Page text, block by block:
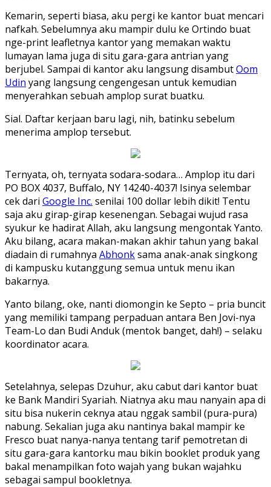
Kemarin, seperti biasa, aku pergi ke kantor buat mencari
nafkah. Sebelumnya aku mampir dulu ke Ortindo buat
nge-print leafletnya kantor yang memakan waktu
lumayan lama juga di situ gara-gara antrian yang
berjubel. Sampai di kantor aku langsung disambutOom
Udin yang langsung cengengesan untuk kemudian
menyerahkan sebuah amplop surat buatku.
Sial. Daftar kerjaan baru lagi, nih, batinku sebelum
menerima amplop tersebut.
Ternyata, oh, ternyata sodara-sodara… Amplop itu dari
PO BOX 4037, Buffalo, NY 14240-4037! Isinya selembar
cek dari Google Inc. senilai 100 dollar lebih dikit! Tentu
saja aku girap-girap kesenengan. Sebagai wujud rasa
syukur ke hadirat Allah, aku langsung mengontak Yanto.
Aku bilang, acara makan-makan akhir tahun yang bakal
diadain di rumahnya Abhonksama anak-anak singkong
di kampusku kutanggung semua untuk menu ikan
bakarnya.
Yanto bilang, oke, nanti diomongin ke Septo – pria buncit
yang memiliki tampang perpaduan antara Ben Jovi-nya
Team-Lo dan Budi Anduk (mentok banget, dah!) – selaku
koordinator acara.
Setelahnya, selepas Dzuhur, aku cabut dari kantor buat
ke Bank Mandiri Syariah. Niatnya aku mau nanyain apa di
situ bisa nukerin ceknya atau nggak sambil (pura-pura)
nabung. Sekalian juga aku nantinya bakal mampir ke
Fresco buat nanya-nanya tentang tarif pemotretan di
situ gara-gara kantorku mau bikin booklet produk yang
bakal menampilkan foto wajah yang bukan wajahku
sebagai sampul bookletnya.